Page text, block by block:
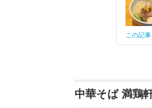
この記
中華そば 満鶏